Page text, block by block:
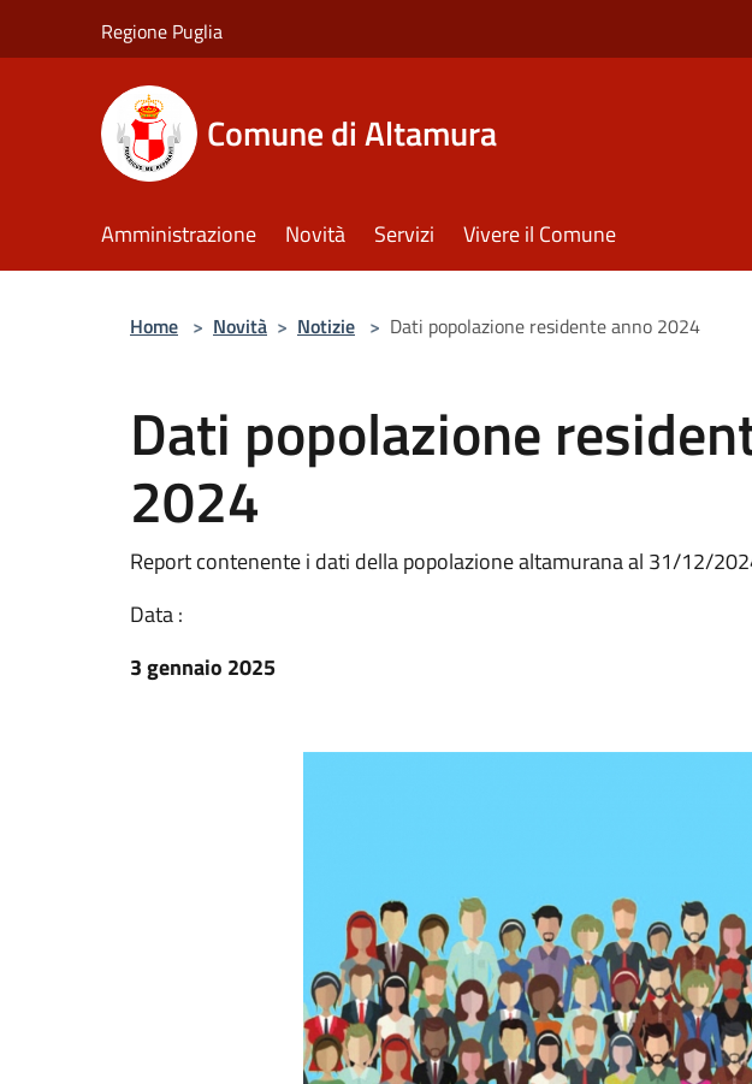
Regione Puglia
Comune di Altamura
Amministrazione Novità Servizi Vivere il Comune
Home > Novità > Notizie > Dati popolazione residente anno 2024
Dati popolazione
2024
Report contenente i dati della popolazione altamurana al 31/12/
Data :
3 gennaio 2025